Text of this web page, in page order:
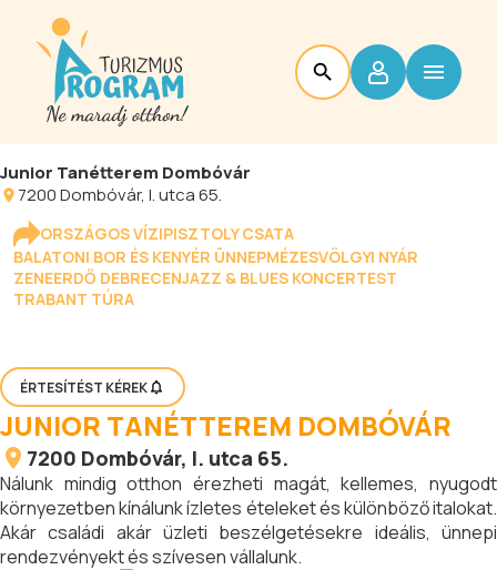
Junior Tanétterem Dombóvár
7200Dombóvár, I. utca 65.
ORSZÁGOS VÍZIPISZTOLY CSATA
BALATONI BOR ÉS KENYÉR ÜNNEPMÉZESVÖLGYI NYÁR
ZENEERDŐ DEBRECENJAZZ & BLUES KONCERTEST
TRABANT TÚRA
ÉRTESÍTÉST KÉREK
JUNIOR TANÉTTEREM DOMBÓVÁR
7200 Dombóvár, I. utca 65.
Nálunk mindig otthon érezheti magát, kellemes, nyugodt
környezetben kínálunk ízletes ételeket és különböző italokat.
Akár családi akár üzleti beszélgetésekre ideális, ünnepi
rendezvényekt és szívesen vállalunk.